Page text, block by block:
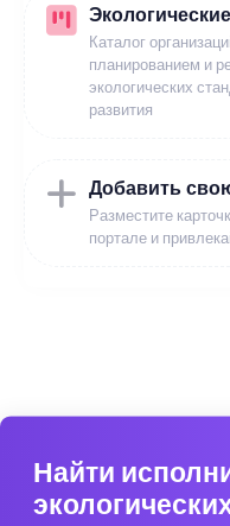
Каталог
планированием и
экологических
развития
Добавить
Разместите
портале и
Найти